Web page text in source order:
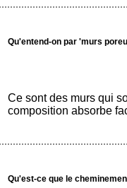
Qu'entend-on par 'murs
Ce sont des murs qui
composition absorbe
Qu'est-ce que le